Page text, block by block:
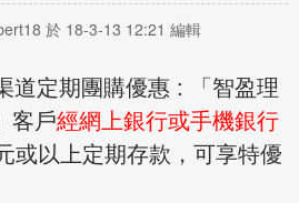
於 18-3-13 12:21 編輯
道定期團購優惠 : 「智盈理
客戶經網上銀行或手機銀行
或以上定期存款，可享特優